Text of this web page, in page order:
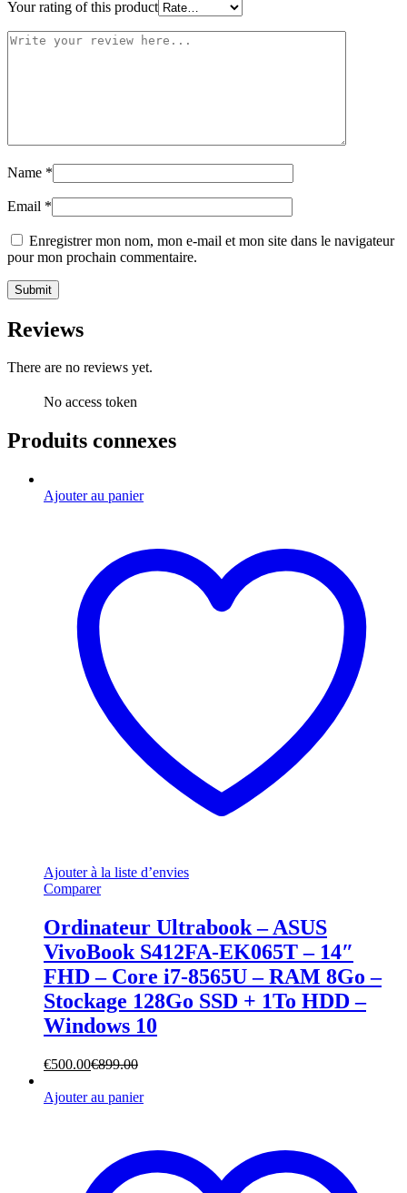
Your rating of this product
Name *
Email *
Enregistrer mon nom, mon e-mail et mon site dans le navigateur
pour mon prochain commentaire.
Reviews
There are no reviews yet.
No access token
Produits connexes
Ajouter au panier
Ajouter à la liste d’envies
Comparer
Ordinateur Ultrabook – ASUS
VivoBook S412FA-EK065T – 14″
FHD – Core i7-8565U – RAM 8Go –
Stockage 128Go SSD + 1To HDD –
Windows 10
€500.00€899.00
Ajouter au panier